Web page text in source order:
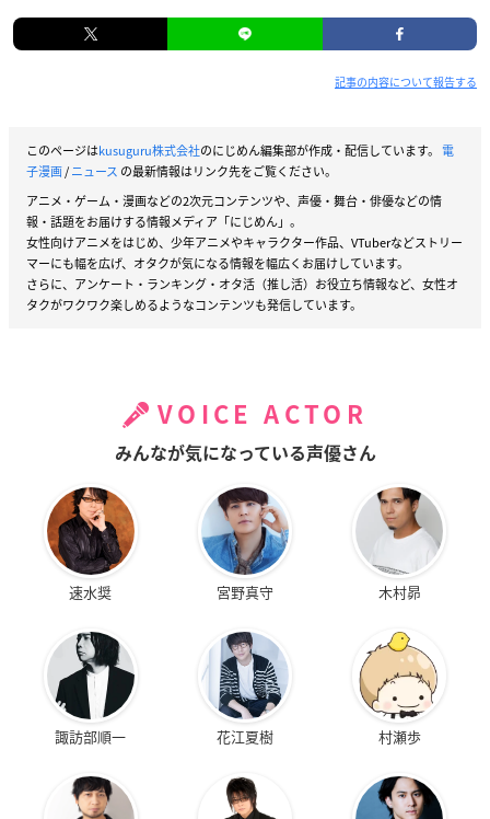
記事の内容について報告する
このページはkusuguru株式会社のにじめん編集部が作成・配信しています。 電
子漫画/ニュース の最新情報はリンク先をご覧ください。
アニメ・ゲーム・漫画などの2次元コンテンツや、声優・舞台・俳優などの情
報・話題をお届けする情報メディア「にじめん」。
女性向けアニメをはじめ、少年アニメやキャラクター作品、VTuberなどストリー
マーにも幅を広げ、オタクが気になる情報を幅広くお届けしています。
さらに、アンケート・ランキング・オタ活（推し活）お役立ち情報など、女性オ
タクがワクワク楽しめるようなコンテンツも発信しています。
VOICE ACTOR
みんなが気になっている声優さん
速水奨 宮野真守 木村昴
諏訪部順一 花江夏樹 村瀬歩